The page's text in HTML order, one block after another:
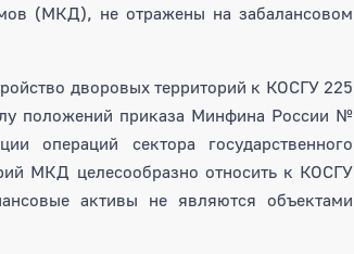
(МКД), не отражены на забалансовом
дворовых территорий к КОСГУ 225
положений приказа Минфина России №
операций сектора государственного
МКД целесообразно относить к КОСГУ
активы не являются объектами